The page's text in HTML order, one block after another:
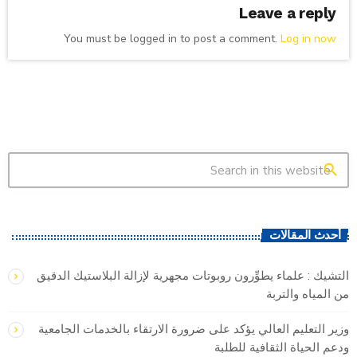
Leave a reply
You must be logged in to post a comment. Log in now
search
أحدث المقالات
التشيك : علماء يطوِّرون روبوتات مجهرية لإزالة البلاستيك الدقيق
من المياه والتربة
وزير التعليم العالي يؤكد على ضرورة الارتقاء بالخدمات الجامعية
ودعم الحياة الثقافية للطلبة